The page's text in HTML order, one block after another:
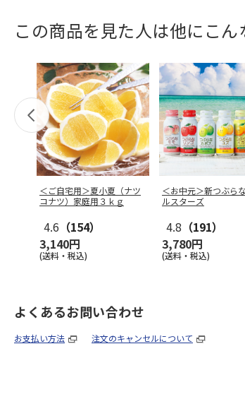
この商品を見た人は他にこん
＜ご自宅用＞夏小夏（ナツ
コナツ）家庭用３ｋｇ
4.6 （154）
3,140円
(送料・税込)
＜お中元＞新つぶら
ルスターズ
4.8 （191）
3,780円
(送料・税込)
よくあるお問い合わせ
お支払い方法 注文のキャンセルについて